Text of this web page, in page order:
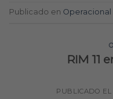
Publicado en Operacional
RIM 11
PUBLICADO EL